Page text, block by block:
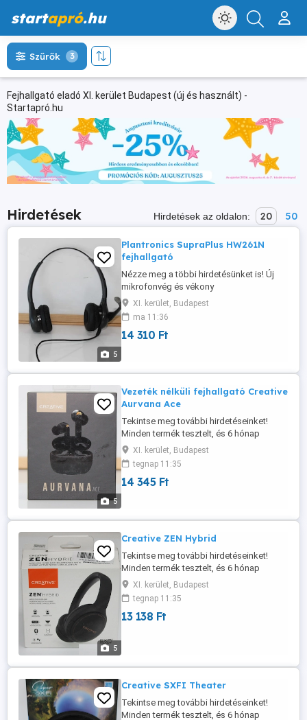
startapró.hu
Fejhallgató eladó XI. kerület Budapest (új és használt) -
Startapró.hu
Szűrők 3
Hirdetések Hirdetések az oldalon: 20 50
5
Plantronics SupraPlus HW261N
fejhallgató
Nézze meg a többi hirdetésünket is! Új
mikrofonvég és vékony
mikrofonkialakítás a háttérzaj még
nagyobb csökkentéséhez és a visszhang
további mérsékléséhez; Mikrofon ultra
zajszűrő, csökkenti a háttérzajt és a
fejhallgató VoIP telefonáláshoz ...
XI. kerület, Budapest
ma 11:36
14 310 Ft
5
Vezeték nélküli fejhallgató Creative
Aurvana Ace
Tekintse meg további hirdetéseinket!
Minden termék tesztelt, és 6 hónap
garanciával rendelkezik. A képek a valós
termékeket ábrázolják. Ez a termék:
FELÚJÍTOTT Típus: True Wireless Forma:
Fülbe helyezhető (in-ear) Mikrofon: IGEN
Lejátszási ...
XI. kerület, Budapest
tegnap 11:35
14 345 Ft
5
Creative ZEN Hybrid
Tekintse meg további hirdetéseinket!
Minden termék tesztelt, és 6 hónap
garanciával rendelkezik. A képek a valós
termékeket ábrázolják. Ez a termék:
FELÚJÍTOTT Típus: Vezeték nélküli
Forma: Over-ear Mikrofon: IGEN
XI. kerület, Budapest
tegnap 11:35
13 138 Ft
Creative SXFI Theater
Tekintse meg további hirdetéseinket!
Minden termék tesztelt, és 6 hónap